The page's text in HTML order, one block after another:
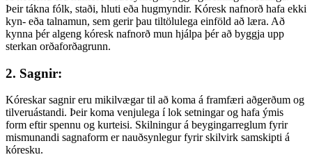
Þeir tákna fólk, staði, hluti eða hugmyndir. Kóresk nafnorð hafa ekki
kyn- eða talnamun, sem gerir þau tiltölulega einföld að læra. Að
kynna þér algeng kóresk nafnorð mun hjálpa þér að byggja upp
sterkan orðaforðagrunn.
2. Sagnir:
Kóreskar sagnir eru mikilvægar til að koma á framfæri aðgerðum og
tilveruástandi. Þeir koma venjulega í lok setningar og hafa ýmis
form eftir spennu og kurteisi. Skilningur á beygingarreglum fyrir
mismunandi sagnaform er nauðsynlegur fyrir skilvirk samskipti á
kóresku.